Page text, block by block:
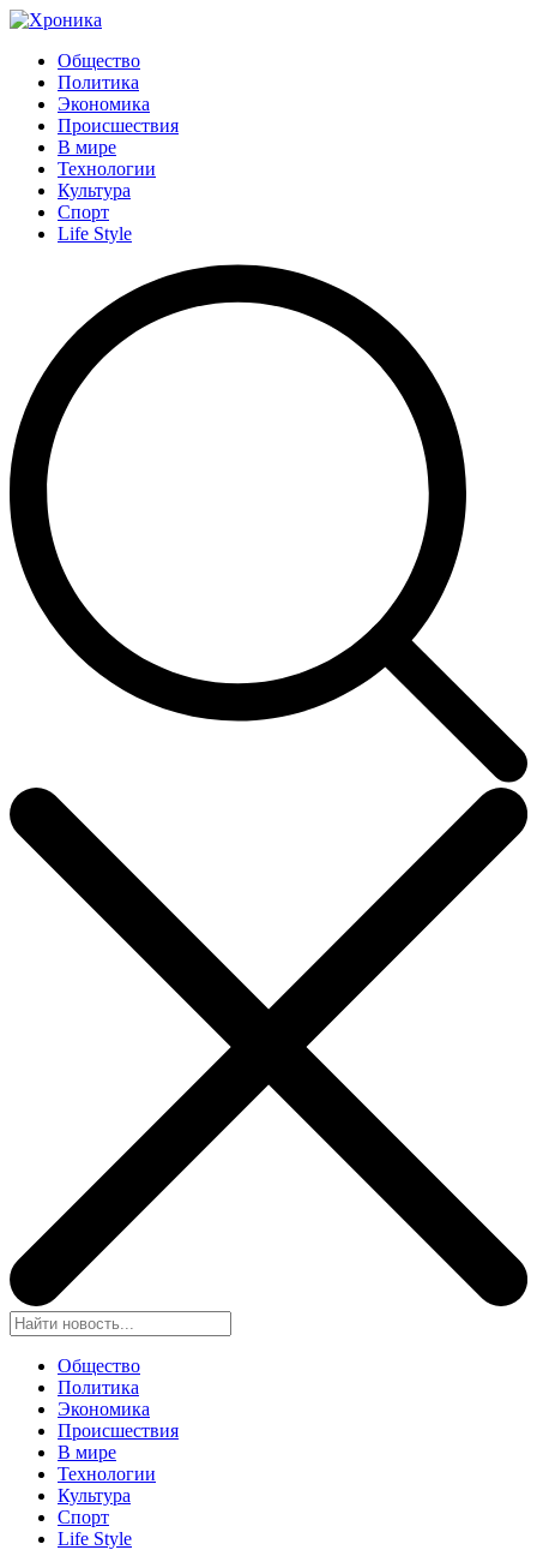
Общество
Политика
Экономика
Происшествия
В мире
Технологии
Культура
Спорт
Life Style
Общество
Политика
Экономика
Происшествия
В мире
Технологии
Культура
Спорт
Life Style